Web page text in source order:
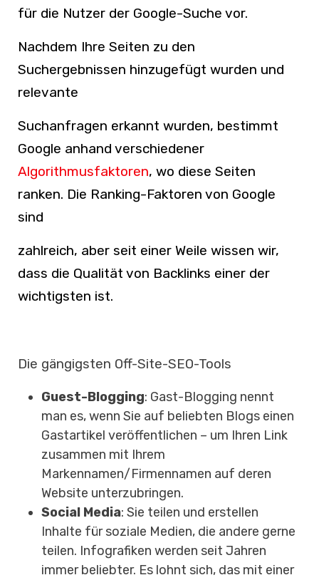
für die Nutzer der Google-Suche vor.
Nachdem Ihre Seiten zu den
Suchergebnissen hinzugefügt wurden und
relevante
Suchanfragen erkannt wurden, bestimmt
Google anhand verschiedener
Algorithmusfaktoren, wo diese Seiten
ranken. Die Ranking-Faktoren von Google
sind
zahlreich, aber seit einer Weile wissen wir,
dass die Qualität von Backlinks einer der
wichtigsten ist.
Die gängigsten Off-Site-SEO-Tools
Guest-Blogging: Gast-Blogging nennt
man es, wenn Sie auf beliebten Blogs einen
Gastartikel veröffentlichen – um Ihren Link
zusammen mit Ihrem
Markennamen/Firmennamen auf deren
Website unterzubringen.
Social Media: Sie teilen und erstellen
Inhalte für soziale Medien, die andere gerne
teilen. Infografiken werden seit Jahren
immer beliebter. Es lohnt sich, das mit einer